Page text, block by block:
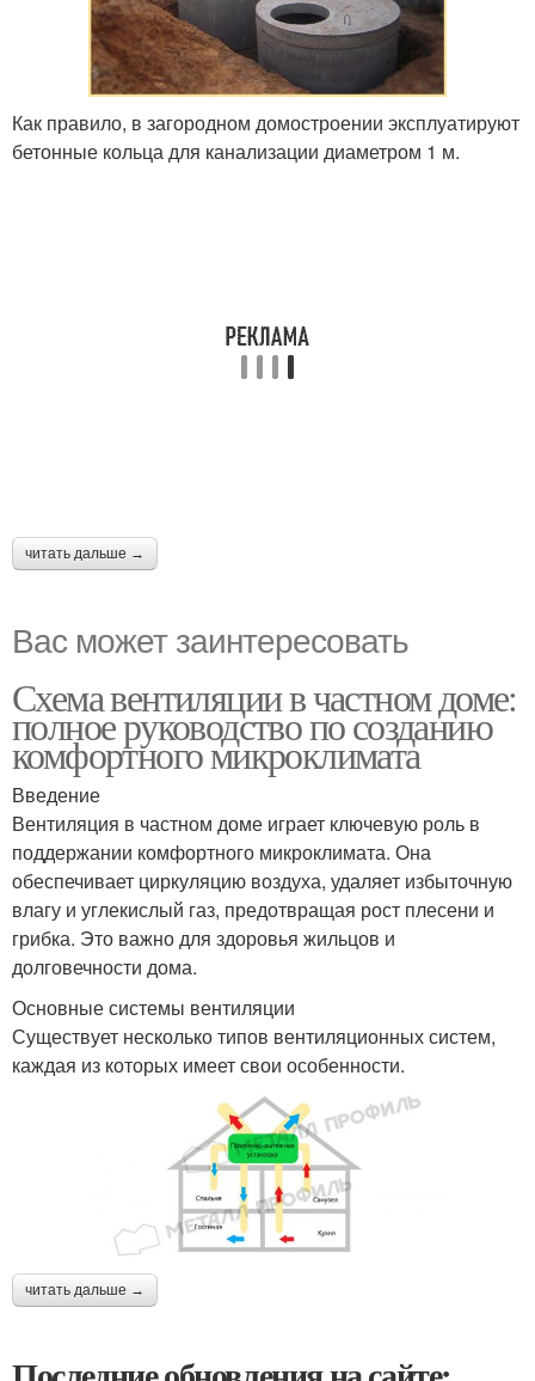
Как правило, в загородном домостроении эксплуатируют
бетонные кольца для канализации диаметром 1 м.
читать дальше →
Вас может заинтересовать
Схема вентиляции в частном доме:
полное руководство по созданию
комфортного микроклимата
Введение
Вентиляция в частном доме играет ключевую роль в
поддержании комфортного микроклимата. Она
обеспечивает циркуляцию воздуха, удаляет избыточную
влагу и углекислый газ, предотвращая рост плесени и
грибка. Это важно для здоровья жильцов и
долговечности дома.
Основные системы вентиляции
Существует несколько типов вентиляционных систем,
каждая из которых имеет свои особенности.
читать дальше →